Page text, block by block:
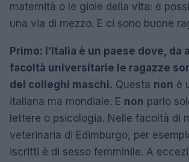
maternità o le gioie della vita: è
una via di mezzo. E ci sono buone
Primo: l’Italia è un paese dove, da
facoltà universitarie le ragazze
dei colleghi maschi. Questa non è
italiana ma mondiale. E non parlo
lettere o psicologia. Nelle facoltà di
veterinaria di Edimburgo, per
iscritti è di sesso femminile. A